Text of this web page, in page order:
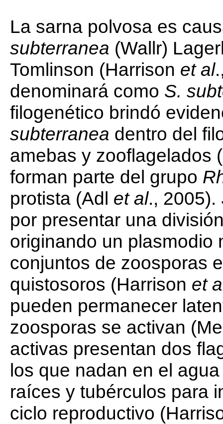
La sarna polvosa es
subterranea (Wallr)
Tomlinson (Harrison et al
denominará como S.
filogenético brindó
subterranea dentro del
amebas y zooflagelados
forman parte del grupo
protista (Adl et al., 2005).
por presentar una
originando un plasmodio
conjuntos de zoosporas
quistosoros (Harrison et
pueden permanecer
zoosporas se activan
activas presentan dos
los que nadan en el
raíces y tubérculos para
ciclo reproductivo